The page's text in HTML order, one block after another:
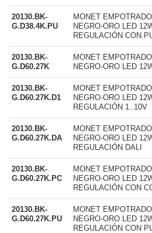
20130.BK-
G.D38.4K.PU
MONET
NEGRO-ORO LED
REGULACIÓN CON
20130.BK-
G.D60.27K
MONET
NEGRO-ORO LED
20130.BK-
G.D60.27K.D1
MONET
NEGRO-ORO LED
REGULACIÓN 1..10V
20130.BK-
G.D60.27K.DA
MONET
NEGRO-ORO LED
REGULACIÓN DALI
20130.BK-
G.D60.27K.PC
MONET
NEGRO-ORO LED
REGULACIÓN CON
20130.BK-
G.D60.27K.PU
MONET
NEGRO-ORO LED
REGULACIÓN CON